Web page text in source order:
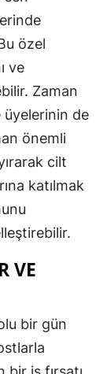
özel
ve
Zaman
üyelerinin de
önemli
cilt
katılmak
VE
bir gün